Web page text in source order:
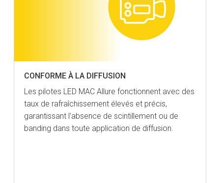
CONFORME À LA DIFFUSION
Les pilotes LED MAC Allure fonctionnent avec des
taux de rafraîchissement élevés et précis,
garantissant l'absence de scintillement ou de
banding dans toute application de diffusion.